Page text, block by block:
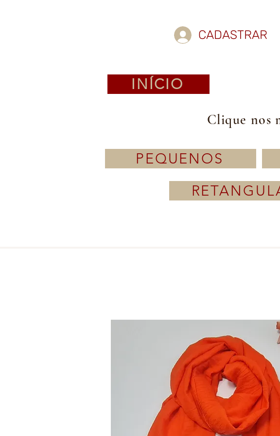
CADASTRAR
INÍCIO
Clique nos
PEQUENOS